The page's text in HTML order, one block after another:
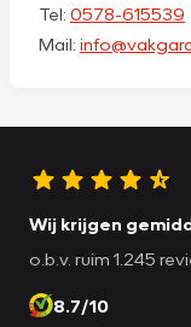
Tel: 0578-615539
Mail:
Wij krijgen
o.b.v. ruim 1.245
8.7/10